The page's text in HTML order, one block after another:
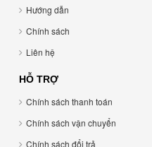
Hướng dẫn
Chính sách
Liên hệ
HỖ TRỢ
Chính sách thanh toán
Chính sách vận chuyển
Chính sách đổi trả